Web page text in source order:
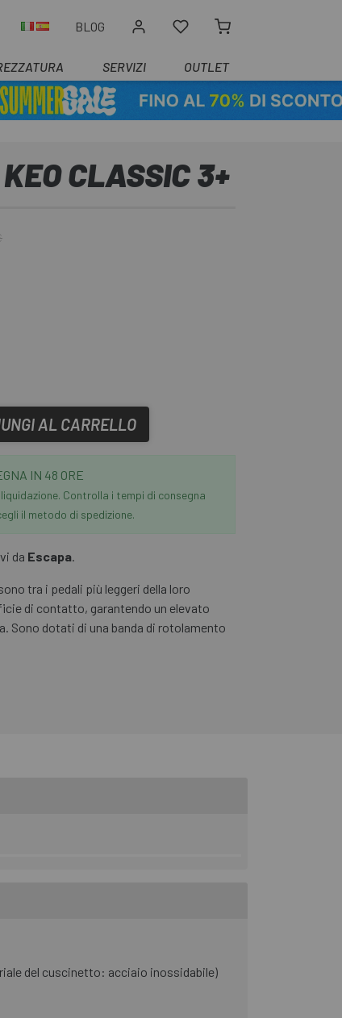
BLOG
SERVIZI OUTLET
CLASSIC 3+
AL CARRELLO
IN 48 ORE
Controlla i tempi di consegna
il metodo di spedizione.
da Escapa.
tra i pedali più leggeri della loro
di contatto, garantendo un elevato
Sono dotati di una banda di rotolamento
del cuscinetto: acciaio inossidabile)